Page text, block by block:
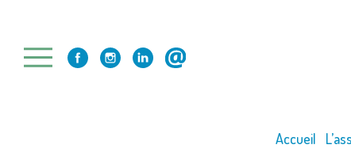
content
Accueil